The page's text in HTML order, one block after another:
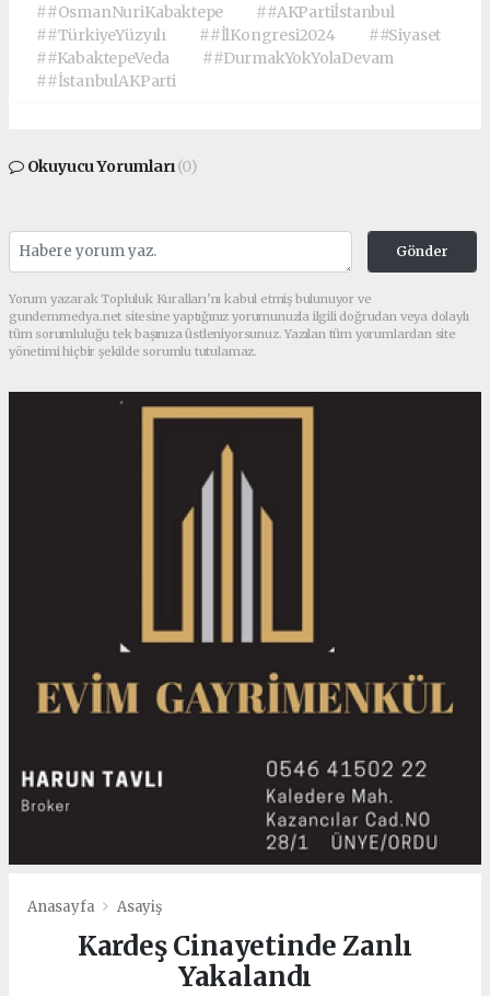
##OsmanNuriKabaktepe
##AKPartiİstanbul
##TürkiyeYüzyılı
##İlKongresi2024
##Siyaset
##KabaktepeVeda
##DurmakYokYolaDevam
##İstanbulAKParti
Okuyucu Yorumları(0)
Gönder
Yorum yazarak Topluluk Kuralları’nı kabul etmiş bulunuyor ve
gundemmedya.net sitesine yaptığınız yorumunuzla ilgili doğrudan veya dolaylı
tüm sorumluluğu tek başınıza üstleniyorsunuz. Yazılan tüm yorumlardan site
yönetimi hiçbir şekilde sorumlu tutulamaz.
Anasayfa Asayiş
Kardeş Cinayetinde Zanlı
Yakalandı